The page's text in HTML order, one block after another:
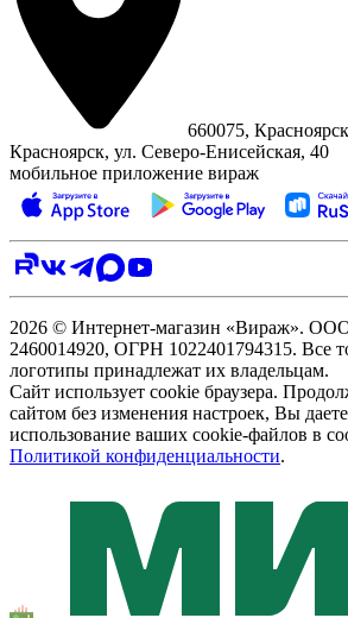
660075,
Красноярск, ул. Северо‑Енисейская, 40
мобильное приложение вираж
2026 © Интернет-магазин «Вираж».
2460014920, ОГРН 1022401794315. Все
логотипы принадлежат их владельцам.
Сайт использует cookie браузера.
сайтом без изменения настроек, Вы
использование ваших cookie-файлов в
Политикой конфиденциальности.